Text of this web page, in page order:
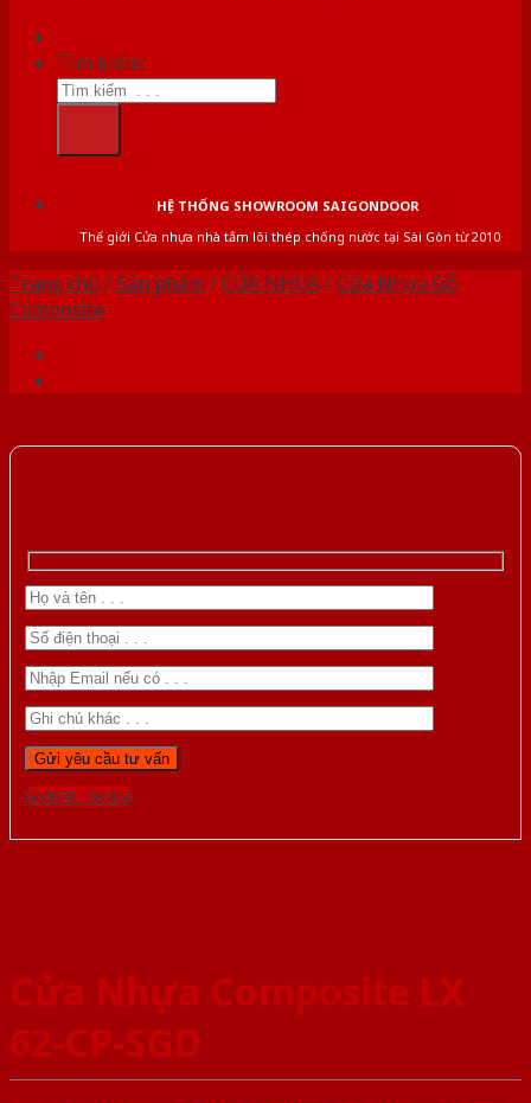
Tìm kiếm:
HỆ THỐNG SHOWROOM SAIGONDOOR
Thế giới Cửa nhựa nhà tắm lõi thép chống nước tại Sài Gòn từ 2010
Trang chủ /Sản phẩm /CỬA NHỰA/Cửa Nhựa Gỗ
Composite
Gọi 0976.169.864
Cửa Nhựa Composite LX
62-CP-SGD